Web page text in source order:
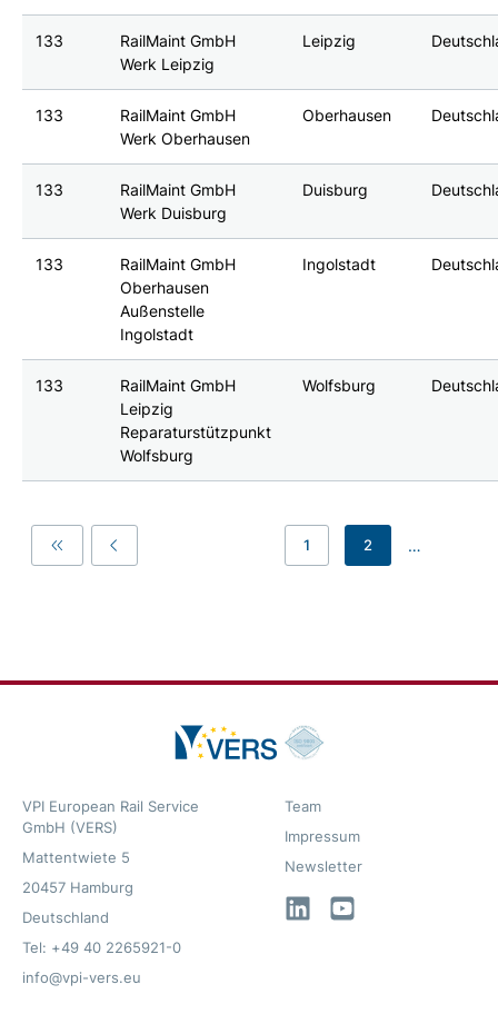
133
RailMaint GmbH
Werk Leipzig
Leipzig
133
RailMaint GmbH
Werk Oberhausen
Oberhausen
133
RailMaint GmbH
Werk Duisburg
Duisburg
133
RailMaint GmbH
Oberhausen
Außenstelle
Ingolstadt
Ingolstadt
133
RailMaint GmbH
Leipzig
Reparaturstützpunkt
Wolfsburg
Wolfsburg
First Previous
1 2 …
VPI European Rail Service
GmbH (VERS)
Mattentwiete 5
20457 Hamburg
Deutschland
Tel: +49 40 2265921-0
info@vpi-vers.eu
Team
Impressum
Newsletter
LinkedInYouTube